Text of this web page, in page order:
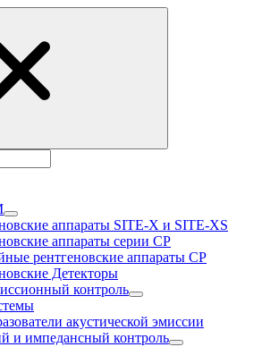
аппараты SITE-X и SITE-XS
аппараты серии CP
рентгеновские аппараты CP
Детекторы
контроль
акустической эмиссии
и импедансный контроль